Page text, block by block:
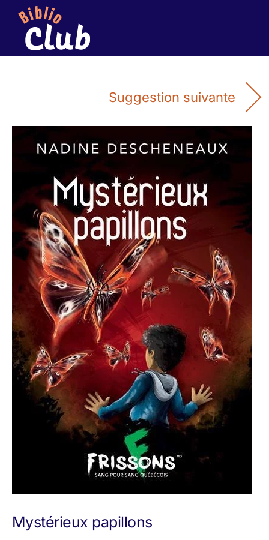
Mystérieux papillons
Suggestion suivante